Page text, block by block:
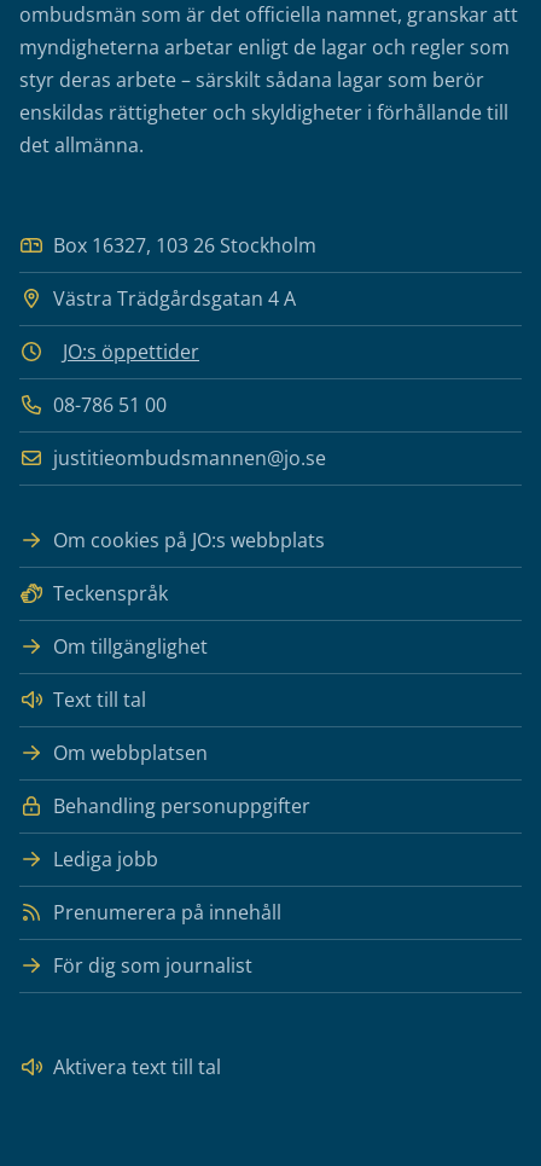
ombudsmän som är det officiella namnet, granskar att
myndigheterna arbetar enligt de lagar och regler som
styr deras arbete – särskilt sådana lagar som berör
enskildas rättigheter och skyldigheter i förhållande till
det allmänna.
Box 16327, 103 26 Stockholm
Västra Trädgårdsgatan 4 A
JO:s öppettider
08-786 51 00
justitieombudsmannen@jo.se
Om cookies på JO:s webbplats
Teckenspråk
Om tillgänglighet
Text till tal
Om webbplatsen
Behandling personuppgifter
Lediga jobb
Prenumerera på innehåll
För dig som journalist
Aktivera text till tal